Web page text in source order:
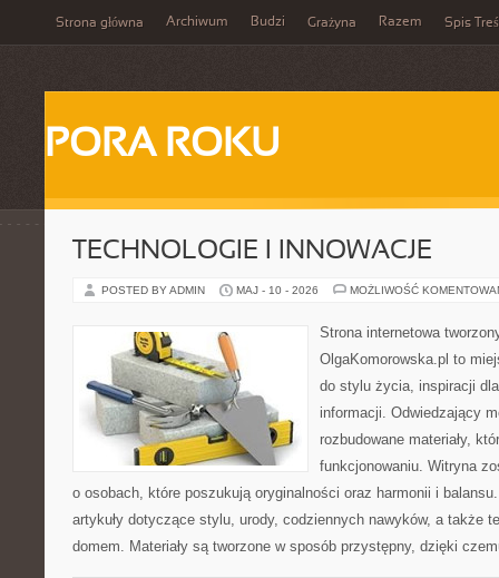
Strona główna Archiwum Budzi Grażyna Razem Spis
PORA ROKU
TECHNOLOGIE I INNOWACJE
POSTED BY ADMIN MAJ - 10 - 2026 MOŻLIWOŚĆ
Strona internetowa
OlgaKomorowska.pl to
do stylu życia, inspiracji
informacji. Odwiedzający
rozbudowane materiały,
funkcjonowaniu. Witryna
o osobach, które poszukują oryginalności oraz harmonii i
artykuły dotyczące stylu, urody, codziennych nawyków, a także
domem. Materiały są tworzone w sposób przystępny, dzięki